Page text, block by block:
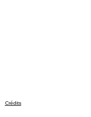
Crédits